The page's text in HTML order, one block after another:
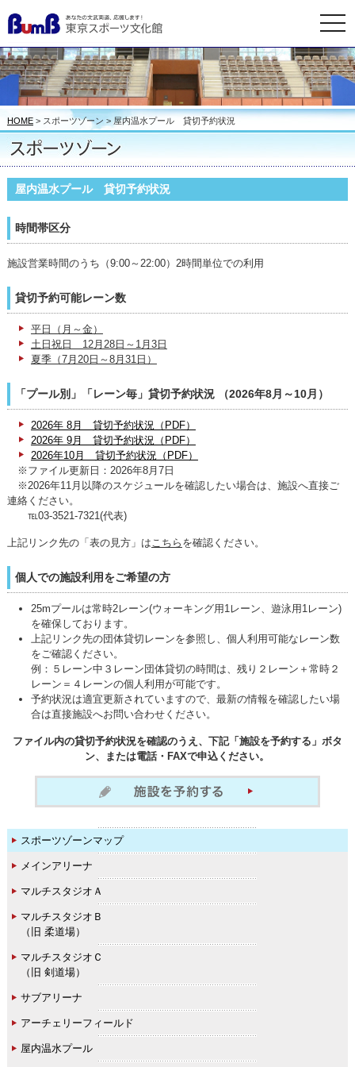
HOME> スポーツゾーン > 屋内温水プール 貸切予約状況
スポーツゾーンマップ
メインアリーナ
マルチスタジオＡ
マルチスタジオＢ
（旧 柔道場）
マルチスタジオＣ
（旧 剣道場）
サブアリーナ
アーチェリーフィールド
屋内温水プール
屋内温水プール 貸切予約状況
時間帯区分
施設営業時間のうち（9:00～22:00）2時間単位での利用
貸切予約可能レーン数
平日（月～金）
土日祝日 12月28日～1月3日
夏季（7月20日～8月31日）
「プール別」「レーン毎」貸切予約状況 （2026年8月～10月）
2026年 8月 貸切予約状況（PDF）
2026年 9月 貸切予約状況（PDF）
2026年10月 貸切予約状況（PDF）
※ファイル更新日：2026年8月7日
※2026年11月以降のスケジュールを確認したい場合は、施設へ直接ご
連絡ください。
℡03-3521-7321(代表)
上記リンク先の「表の見方」は こちら を確認ください。
個人での施設利用をご希望の方
25mプールは常時2レーン(ウォーキング用1レーン、遊泳用1レーン)
を確保しております。
上記リンク先の団体貸切レーンを参照し、個人利用可能なレーン数
をご確認ください。
例：５レーン中３レーン団体貸切の時間は、残り２レーン＋常時２
レーン＝４レーンの個人利用が可能です。
予約状況は適宜更新されていますので、最新の情報を確認したい場
合は直接施設へお問い合わせください。
ファイル内の貸切予約状況を確認のうえ、下記「施設を予約する」ボタ
ン、または電話・FAXで申込ください。